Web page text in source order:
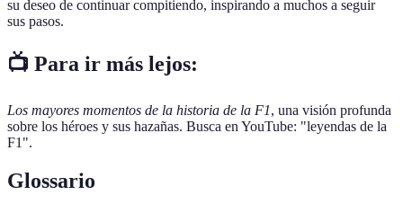
su deseo de continuar compitiendo, inspirando a muchos a seguir
sus pasos.
📺 Para ir más lejos:
Los mayores momentos de la historia de la F1, una visión profunda
sobre los héroes y sus hazañas. Busca en YouTube: "leyendas de la
F1".
Glossario